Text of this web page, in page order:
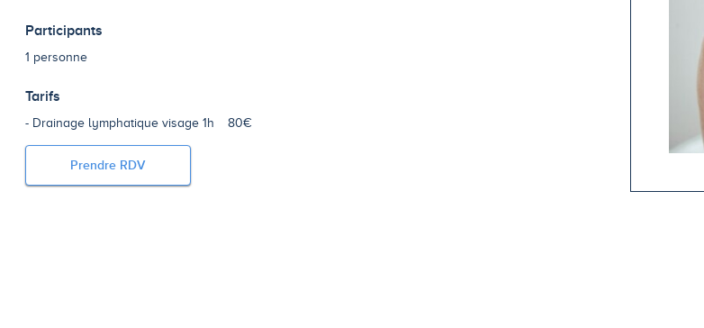
Participants
1 personne
Tarifs
Drainage lymphatique visage 1h 80€
Prendre RDV